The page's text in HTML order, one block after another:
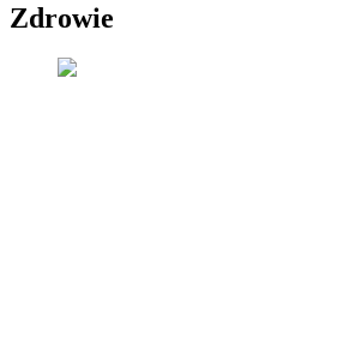
Zdrowie